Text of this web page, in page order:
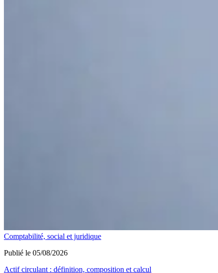
Comptabilité, social et juridique
Publié le 05/08/2026
Actif circulant : définition, composition et calcul